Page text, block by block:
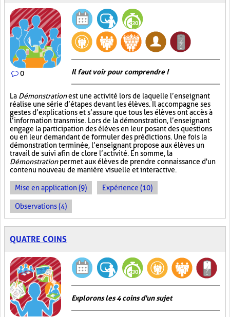
0 Il faut voir pour comprendre !
La Démonstrationest une activité lors de laquelle l’enseignant
réalise une série d’étapes devant les élèves. Il accompagne ses
gestes d’explications et s’assure que tous les élèves ont accès à
l’information transmise. Lors de la démonstration, l’enseignant
engage la participation des élèves en leur posant des questions
ou en leur demandant de formuler des prédictions. Une fois la
démonstration terminée, l’enseignant propose aux élèves un
travail de suivi afin de clore l’activité. En somme, la
Démonstrationpermet aux élèves de prendre connaissance d'un
contenu nouveau de manière visuelle et interactive.
Mise en application (9) Expérience (10)
Observations (4)
QUATRE COINS
Explorons les 4 coins d'un sujet